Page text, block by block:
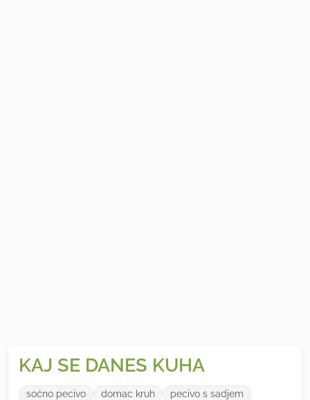
KAJ SE DANES KUHA
soćno pecivo domac kruh
pecivo s sadjem